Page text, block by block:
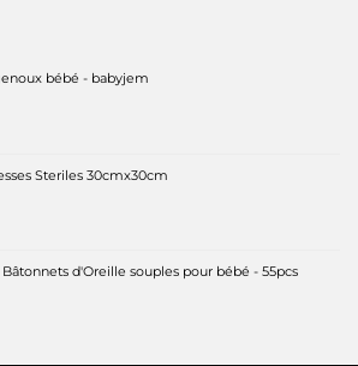
bébé - babyjem
Steriles 30cmx30cm
d'Oreille souples pour bébé - 55pcs